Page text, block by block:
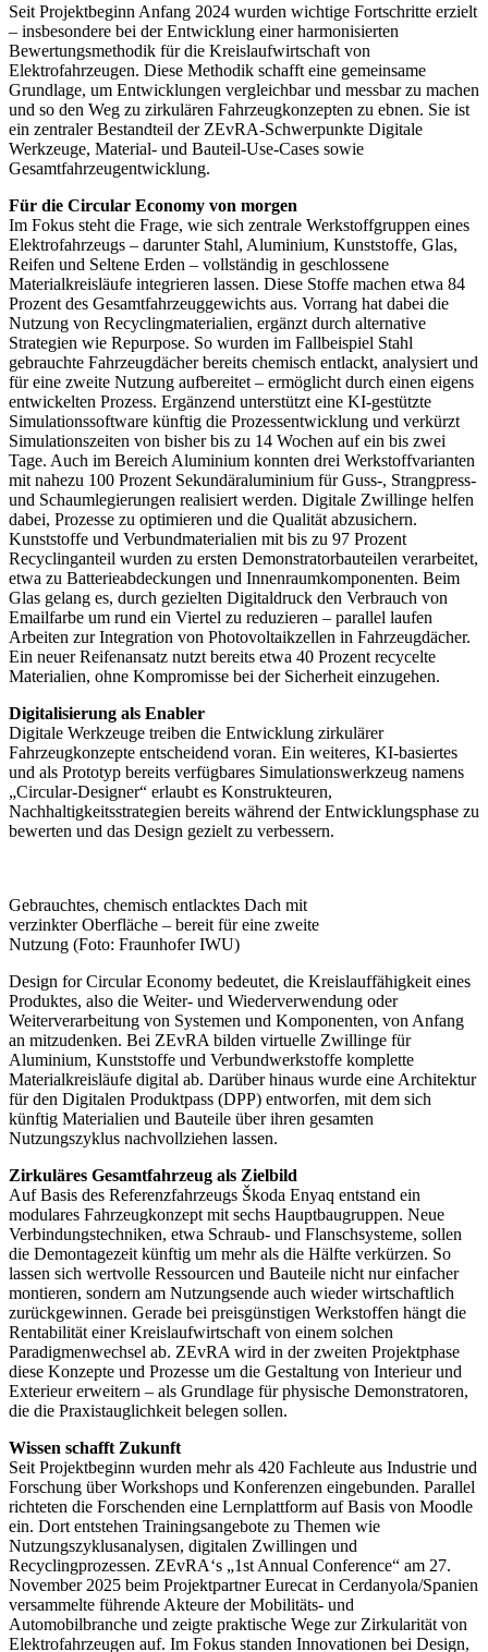
Seit Projektbeginn Anfang 2024 wurden wichtige Fortschritte erzielt
– insbesondere bei der Entwicklung einer harmonisierten
Bewertungsmethodik für die Kreislaufwirtschaft von
Elektrofahrzeugen. Diese Methodik schafft eine gemeinsame
Grundlage, um Entwicklungen vergleichbar und messbar zu machen
und so den Weg zu zirkulären Fahrzeugkonzepten zu ebnen. Sie ist
ein zentraler Bestandteil der ZEvRA-Schwerpunkte Digitale
Werkzeuge, Material- und Bauteil-Use-Cases sowie
Gesamtfahrzeugentwicklung.
Für die Circular Economy von morgen
Im Fokus steht die Frage, wie sich zentrale Werkstoffgruppen eines
Elektrofahrzeugs – darunter Stahl, Aluminium, Kunststoffe, Glas,
Reifen und Seltene Erden – vollständig in geschlossene
Materialkreisläufe integrieren lassen. Diese Stoffe machen etwa 84
Prozent des Gesamtfahrzeuggewichts aus. Vorrang hat dabei die
Nutzung von Recy­clingmaterialien, ergänzt durch alternative
Strategien wie Repurpose. So wurden im Fallbeispiel Stahl
gebrauchte Fahrzeugdächer bereits chemisch entlackt, analysiert und
für eine zweite Nutzung aufbereitet – ermöglicht durch einen eigens
entwickelten Prozess. Ergänzend unterstützt eine KI-gestützte
Simulationssoftware künftig die Prozess­entwicklung und verkürzt
Simulationszeiten von bisher bis zu 14 Wochen auf ein bis zwei
Tage. Auch im Bereich Aluminium konnten drei Werkstoffvarianten
mit nahezu 100 Prozent Sekundäraluminium für Guss-, Strangpress-
und Schaumlegierungen realisiert werden. Digitale Zwillinge helfen
dabei, Prozesse zu optimieren und die Qualität abzusichern.
Kunststoffe und Verbundmaterialien mit bis zu 97 Prozent
Recyclinganteil wurden zu ersten Demons­tratorbauteilen verarbeitet,
etwa zu Batterieabdeckungen und Innenraumkomponenten. Beim
Glas gelang es, durch gezielten Digitaldruck den Verbrauch von
Emailfarbe um rund ein Viertel zu reduzieren – parallel laufen
Arbeiten zur Integration von Photovoltaikzellen in Fahrzeugdächer.
Ein neuer Reifenansatz nutzt bereits etwa 40 Prozent recycelte
Materialien, ohne Kompromisse bei der Sicherheit einzugehen.
Digitalisierung als Enabler
Digitale Werkzeuge treiben die Entwicklung zirkulärer
Fahrzeugkonzepte entscheidend voran. Ein weiteres, KI-basiertes
und als Prototyp bereits verfügbares Simulationswerkzeug namens
„Circular-Designer“ erlaubt es Konstrukteuren,
Nachhaltigkeitsstrategien bereits während der Entwicklungsphase zu
bewerten und das Design gezielt zu verbessern.
Gebrauchtes, chemisch entlacktes Dach mit
verzinkter Oberfläche – bereit für eine zweite
Nutzung (Foto: Fraunhofer IWU)
Design for Circular Economy bedeutet, die Kreislauffähigkeit eines
Produktes, also die Weiter- und Wiederverwendung oder
Weiterverarbeitung von Systemen und Komponenten, von Anfang
an mitzudenken. Bei ZEvRA bilden virtuelle Zwillinge für
Aluminium, Kunststoffe und Verbundwerkstoffe komplette
Materialkreisläufe digital ab. Darüber hinaus wurde eine Architektur
für den Digitalen Produktpass (DPP) entworfen, mit dem sich
künftig Materialien und Bauteile über ihren gesamten
Nutzungszyklus nachvollziehen lassen.
Zirkuläres Gesamtfahrzeug als Zielbild
Auf Basis des Referenzfahrzeugs Škoda Enyaq entstand ein
modulares Fahrzeugkonzept mit sechs Hauptbaugruppen. Neue
Verbindungstechniken, etwa Schraub- und Flanschsysteme, sollen
die Demontagezeit künftig um mehr als die Hälfte verkürzen. So
lassen sich wertvolle Ressourcen und Bauteile nicht nur einfacher
montieren, sondern am Nutzungsende auch wieder wirtschaftlich
zurückgewinnen. Gerade bei preisgünstigen Werkstoffen hängt die
Rentabilität einer Kreislaufwirtschaft von einem solchen
Paradigmenwechsel ab. ZEvRA wird in der zweiten Projektphase
diese Konzepte und Prozesse um die Gestaltung von Interieur und
Exterieur erweitern – als Grundlage für physische Demonstratoren,
die die Praxistauglichkeit belegen sollen.
Wissen schafft Zukunft
Seit Projektbeginn wurden mehr als 420 Fachleute aus Industrie und
Forschung über Workshops und Konferenzen eingebunden. Parallel
richteten die Forschenden eine Lernplattform auf Basis von Moodle
ein. Dort entstehen Trainingsangebote zu Themen wie
Nutzungszyklusanalysen, digitalen Zwillingen und
Recyclingprozessen. ZEvRA‘s „1st Annual Conference“ am 27.
November 2025 beim Projektpartner Eurecat in Cerdanyola/Spanien
versammelte führende Akteure der Mobilitäts- und
Automobilbranche und zeigte praktische Wege zur Zirkularität von
Elektrofahrzeugen auf. Im Fokus standen Innovationen bei Design,